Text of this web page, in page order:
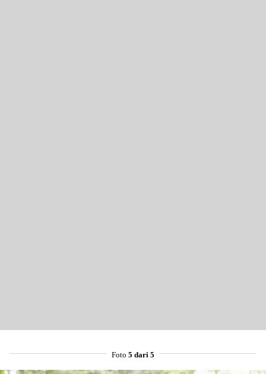
Foto 5 dari 5